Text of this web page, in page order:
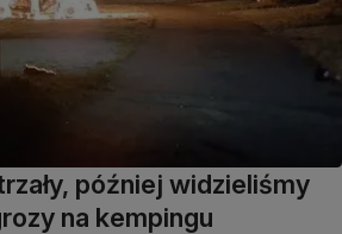
później widzieliśmy
na kempingu